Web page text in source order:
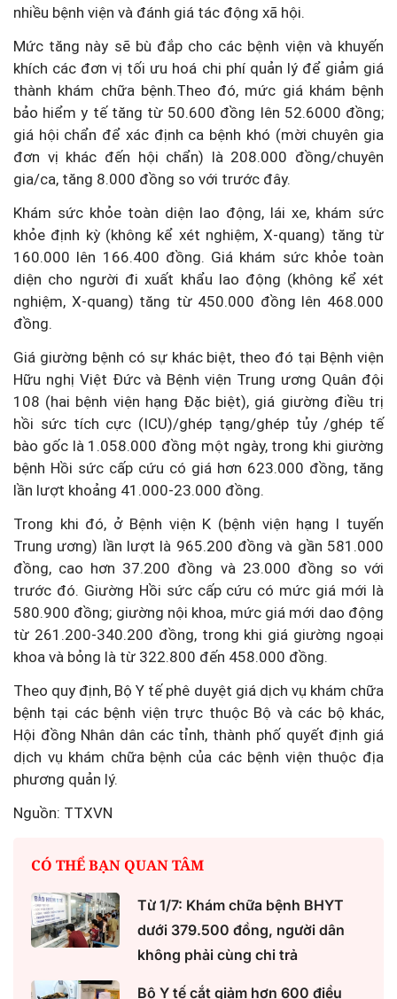
nhiều bệnh viện và đánh giá tác động xã hội.
Mức tăng này sẽ bù đắp cho các bệnh viện và khuyến
khích các đơn vị tối ưu hoá chi phí quản lý để giảm giá
thành khám chữa bệnh.Theo đó, mức giá khám bệnh
bảo hiểm y tế tăng từ 50.600 đồng lên 52.6000 đồng;
giá hội chẩn để xác định ca bệnh khó (mời chuyên gia
đơn vị khác đến hội chẩn) là 208.000 đồng/chuyên
gia/ca, tăng 8.000 đồng so với trước đây.
Khám sức khỏe toàn diện lao động, lái xe, khám sức
khỏe định kỳ (không kể xét nghiệm, X-quang) tăng từ
160.000 lên 166.400 đồng. Giá khám sức khỏe toàn
diện cho người đi xuất khẩu lao động (không kể xét
nghiệm, X-quang) tăng từ 450.000 đồng lên 468.000
đồng.
Giá giường bệnh có sự khác biệt, theo đó tại Bệnh viện
Hữu nghị Việt Đức và Bệnh viện Trung ương Quân đội
108 (hai bệnh viện hạng Đặc biệt), giá giường điều trị
hồi sức tích cực (ICU)/ghép tạng/ghép tủy /ghép tế
bào gốc là 1.058.000 đồng một ngày, trong khi giường
bệnh Hồi sức cấp cứu có giá hơn 623.000 đồng, tăng
lần lượt khoảng 41.000-23.000 đồng.
Trong khi đó, ở Bệnh viện K (bệnh viện hạng I tuyến
Trung ương) lần lượt là 965.200 đồng và gần 581.000
đồng, cao hơn 37.200 đồng và 23.000 đồng so với
trước đó. Giường Hồi sức cấp cứu có mức giá mới là
580.900 đồng; giường nội khoa, mức giá mới dao động
từ 261.200-340.200 đồng, trong khi giá giường ngoại
khoa và bỏng là từ 322.800 đến 458.000 đồng.
Theo quy định, Bộ Y tế phê duyệt giá dịch vụ khám chữa
bệnh tại các bệnh viện trực thuộc Bộ và các bộ khác,
Hội đồng Nhân dân các tỉnh, thành phố quyết định giá
dịch vụ khám chữa bệnh của các bệnh viện thuộc địa
phương quản lý.
Nguồn: TTXVN
CÓ THỂ BẠN QUAN TÂM
Từ 1/7: Khám chữa bệnh BHYT
dưới 379.500 đồng, người dân
không phải cùng chi trả
Bộ Y tế cắt giảm hơn 600 điều